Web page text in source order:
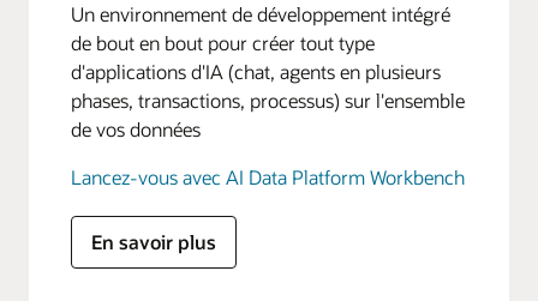
Un environnement de développement intégré
de bout en bout pour créer tout type
d'applications d'IA (chat, agents en plusieurs
phases, transactions, processus) sur l'ensemble
de vos données
Lancez-vous avec AI Data Platform Workbench
En savoir plus